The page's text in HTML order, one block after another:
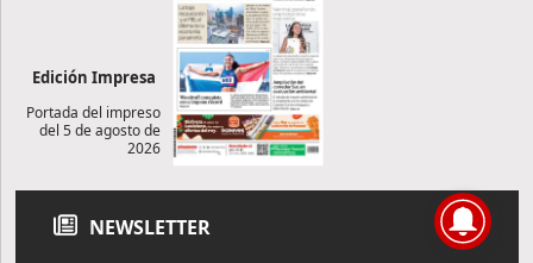
Edición Impresa
Portada del impreso
del 5 de agosto de
2026
NEWSLETTER